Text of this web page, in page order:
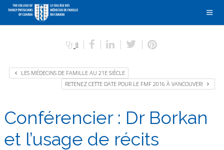
0
LES MÉDECINS DE FAMILLE AU 21E SIÈCLE
RETENEZ CETTE DATE POUR LE FMF 2016 À VANCOUVER!
Conférencier : Dr Borkan
et l’usage de récits